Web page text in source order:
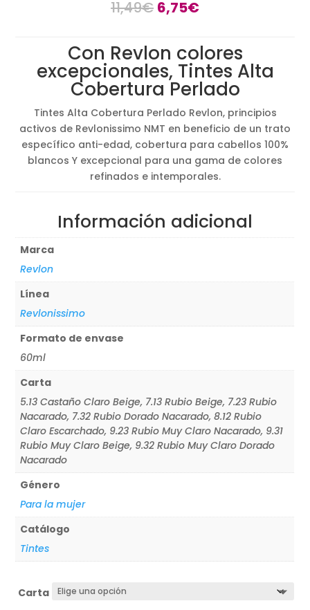
11,49€ El
era:
11,49€.
6,75€El
es:
6,75€.
Con Revlon colores
excepcionales, Tintes Alta
Cobertura Perlado
Tintes Alta Cobertura Perlado Revlon, principios
activos de Revlonissimo NMT en beneficio de un trato
específico anti-edad, cobertura para cabellos 100%
blancos Y excepcional para una gama de colores
refinados e intemporales.
Información adicional
Marca
Revlon
Línea
Revlonissimo
Formato de envase
60ml
Carta
5.13 Castaño Claro Beige, 7.13 Rubio Beige, 7.23 Rubio
Nacarado, 7.32 Rubio Dorado Nacarado, 8.12 Rubio
Claro Escarchado, 9.23 Rubio Muy Claro Nacarado, 9.31
Rubio Muy Claro Beige, 9.32 Rubio Muy Claro Dorado
Nacarado
Género
Para la mujer
Catálogo
Tintes
Carta